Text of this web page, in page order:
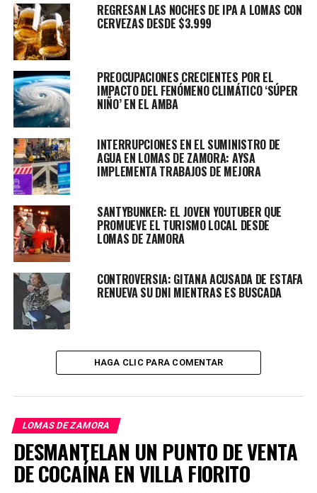
Cursos disponibles
Entre las opciones cuatrimestrales se incluyen
hidroponía, que se llevará a cabo los lunes de 18:00 a
20:30; propagación de plantas ornamentales, los
miércoles de 13:30 a 16:00; jardinería sustentable,
también los miércoles de 15:00 a 17:30; y huerta
agroecológica, los jueves de 14:30 a 17:00.
La oferta académica abarca también cursos sobre
hongos comestibles y plantas aromáticas y medicinales,
ambos los sábados de 9:30 a 12:00. Adicionalmente, se
ofrecerá una introducción a la jardinería los sábados de
12:30 a 15:00, junto con producción de biofertilizantes,
programado para los sábados de 13:00 a 15:30.
REGRESAN LAS NOCHES DE IPA A LOMAS CON
CERVEZAS DESDE $3.999
PREOCUPACIONES CRECIENTES POR EL
IMPACTO DEL FENÓMENO CLIMÁTICO ‘SÚPER
NIÑO’ EN EL AMBA
INTERRUPCIONES EN EL SUMINISTRO DE
AGUA EN LOMAS DE ZAMORA: AYSA
IMPLEMENTA TRABAJOS DE MEJORA
SANTYBUNKER: EL JOVEN YOUTUBER QUE
PROMUEVE EL TURISMO LOCAL DESDE
LOMAS DE ZAMORA
CONTROVERSIA: GITANA ACUSADA DE ESTAFA
RENUEVA SU DNI MIENTRAS ES BUSCADA
HAGA CLIC PARA COMENTAR
LOMAS DE ZAMORA
DESMANTELAN UN PUNTO DE VENTA
DE COCAÍNA EN VILLA FIORITO